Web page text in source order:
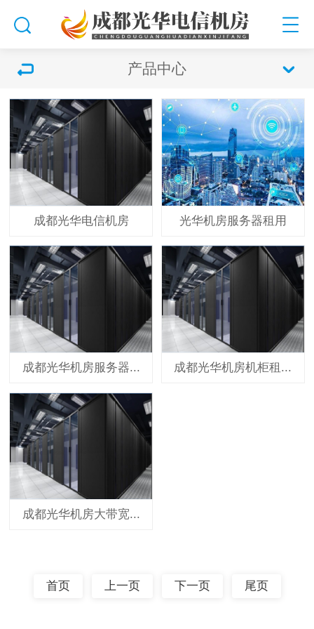
产品中心
成都光华电信机房 光华机房服务器租用
成都光华机房服务器... 成都光华机房机柜租...
成都光华机房大带宽...
首页 上一页 下一页 尾页